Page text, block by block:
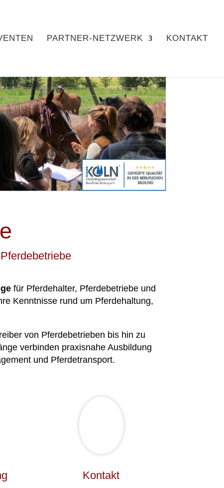
PARTNER-NETZWERK KONTAKT
für Pferdehalter, Pferdebetriebe und
Kenntnisse rund um Pferdehaltung,
von Pferdebetrieben bis hin zu
verbinden praxisnahe Ausbildung
und Pferdetransport.
Kontakt